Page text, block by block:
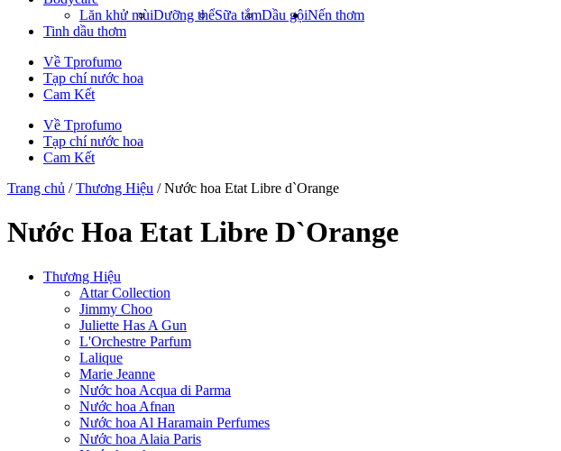
Lăn khử mùiDưỡng thểSữa tắmDầu gộiNến thơm
Tinh dầu thơm
Về Tprofumo
Tạp chí nước hoa
Cam Kết
Về Tprofumo
Tạp chí nước hoa
Cam Kết
Trang chủ /Thương Hiệu / Nước hoa Etat Libre d`Orange
Nước Hoa Etat Libre D`Orange
Thương Hiệu
Attar Collection
Jimmy Choo
Juliette Has A Gun
L'Orchestre Parfum
Lalique
Marie Jeanne
Nước hoa Acqua di Parma
Nước hoa Afnan
Nước hoa Al Haramain Perfumes
Nước hoa Alaia Paris